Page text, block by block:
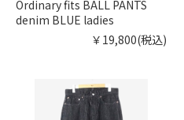
Ordinary fits BALL PANTS
denim BLUE ladies
￥19,800(税込)